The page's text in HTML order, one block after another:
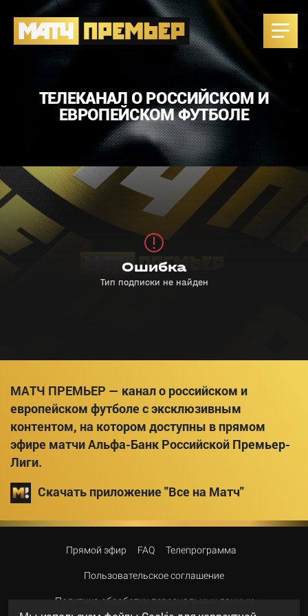
ТЕЛЕКАНАЛ О РОССИЙСКОМ И
ЕВРОПЕЙСКОМ ФУТБОЛЕ
МАТЧ ПРЕМЬЕР — канал о российском и
европейском футболе с эксклюзивным
контентом, на котором доступны в прямом
эфире матчи Альфа-Банк Российской Премьер-
Лиги.
Скачать приложение "Все на Матч"
Прямой эфир FAQ Телепрограмма
Пользовательское соглашение
Политика обработки персональных данных